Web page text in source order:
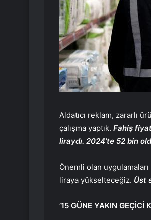
Aldatıcı reklam, zararlı
çalışma yaptık. Fahiş fiyat
liraydı. 2024’te 52 bin
Önemli olan
liraya yükselteceğiz. Üst
’15 GÜNE YAKIN GEÇİCİ